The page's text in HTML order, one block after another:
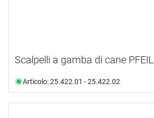
Scalpelli a gamba di cane PFEIL
Articolo: 25.422.01 - 25.422.02